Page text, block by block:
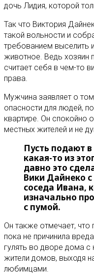
дочь Лидия, которой
Так что Виктория
такой вольности и
требованием выселить
животное. Ведь хозяин
считает себя в чем-то
права.
Мужчина заявляет о
опасности для людей,
квартире. Он спокойно
местных жителей и не
Пусть подают
какая-то из
давно это
Вики Дайнеко с
соседа Ивана,
изначально
с пумой.
Он также отмечает,
пока не причинила
гулять во дворе дома с
жители домов, выходя
любимцами.